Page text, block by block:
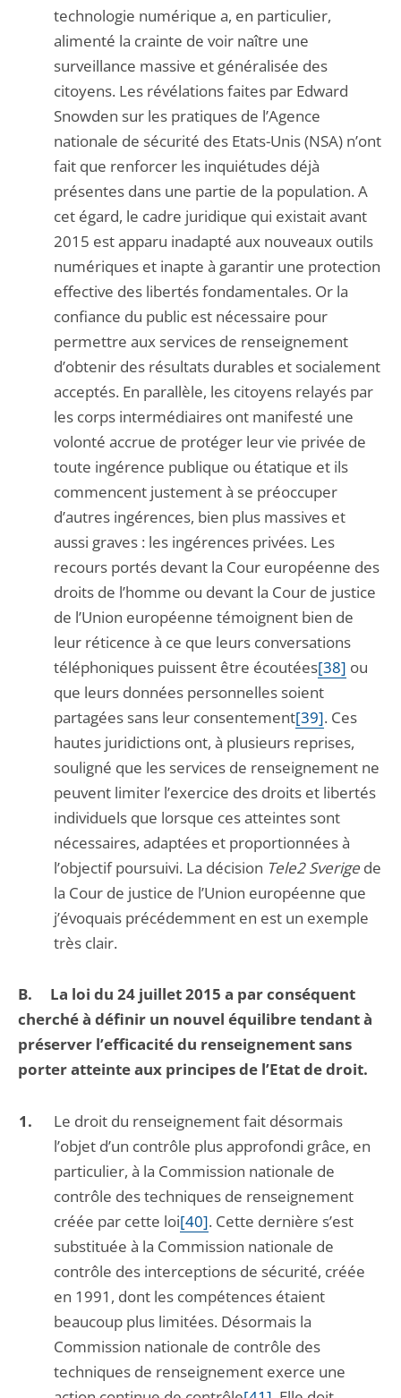
technologie numérique a, en particulier,
alimenté la crainte de voir naître une
surveillance massive et généralisée des
citoyens. Les révélations faites par Edward
Snowden sur les pratiques de l’Agence
nationale de sécurité des Etats-Unis (NSA) n’ont
fait que renforcer les inquiétudes déjà
présentes dans une partie de la population. A
cet égard, le cadre juridique qui existait avant
2015 est apparu inadapté aux nouveaux outils
numériques et inapte à garantir une protection
effective des libertés fondamentales. Or la
confiance du public est nécessaire pour
permettre aux services de renseignement
d’obtenir des résultats durables et socialement
acceptés. En parallèle, les citoyens relayés par
les corps intermédiaires ont manifesté une
volonté accrue de protéger leur vie privée de
toute ingérence publique ou étatique et ils
commencent justement à se préoccuper
d’autres ingérences, bien plus massives et
aussi graves : les ingérences privées. Les
recours portés devant la Cour européenne des
droits de l’homme ou devant la Cour de justice
de l’Union européenne témoignent bien de
leur réticence à ce que leurs conversations
téléphoniques puissent être écoutées[38] ou
que leurs données personnelles soient
partagées sans leur consentement[39]. Ces
hautes juridictions ont, à plusieurs reprises,
souligné que les services de renseignement ne
peuvent limiter l’exercice des droits et libertés
individuels que lorsque ces atteintes sont
nécessaires, adaptées et proportionnées à
l’objectif poursuivi. La décision Tele2 Sverige de
la Cour de justice de l’Union européenne que
j’évoquais précédemment en est un exemple
très clair.
B. La loi du 24 juillet 2015 a par conséquent
cherché à définir un nouvel équilibre tendant à
préserver l’efficacité du renseignement sans
porter atteinte aux principes de l’Etat de droit.
Le droit du renseignement fait désormais
l’objet d’un contrôle plus approfondi grâce, en
particulier, à la Commission nationale de
contrôle des techniques de renseignement
créée par cette loi[40]. Cette dernière s’est
substituée à la Commission nationale de
contrôle des interceptions de sécurité, créée
en 1991, dont les compétences étaient
beaucoup plus limitées. Désormais la
Commission nationale de contrôle des
techniques de renseignement exerce une